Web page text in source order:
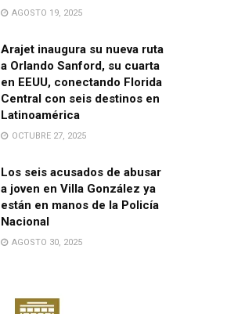
AGOSTO 19, 2025
Arajet inaugura su nueva ruta
a Orlando Sanford, su cuarta
en EEUU, conectando Florida
Central con seis destinos en
Latinoamérica
OCTUBRE 27, 2025
Los seis acusados de abusar
a joven en Villa González ya
están en manos de la Policía
Nacional
AGOSTO 30, 2025